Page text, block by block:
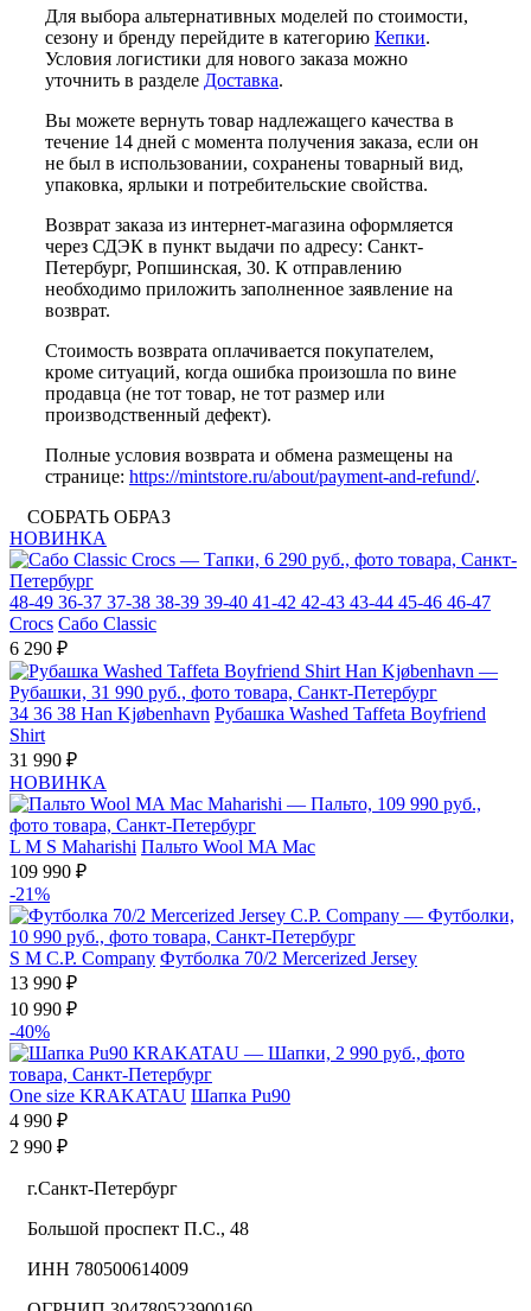
Для выбора альтернативных моделей по стоимости,
сезону и бренду перейдите в категорию Кепки.
Условия логистики для нового заказа можно
уточнить в разделе Доставка.
Вы можете вернуть товар надлежащего качества в
течение 14 дней с момента получения заказа, если он
не был в использовании, сохранены товарный вид,
упаковка, ярлыки и потребительские свойства.
Возврат заказа из интернет-магазина оформляется
через СДЭК в пункт выдачи по адресу: Санкт-
Петербург, Ропшинская, 30. К отправлению
необходимо приложить заполненное заявление на
возврат.
Стоимость возврата оплачивается покупателем,
кроме ситуаций, когда ошибка произошла по вине
продавца (не тот товар, не тот размер или
производственный дефект).
Полные условия возврата и обмена размещены на
странице: https://mintstore.ru/about/payment-and-refund/.
СОБРАТЬ ОБРАЗ
НОВИНКА
48-49 36-37 37-38 38-39 39-40 41-42 42-43 43-44 45-46 46-47
Crocs Сабо Classic
6 290 ₽
34 36 38 Han Kjøbenhavn Рубашка Washed Taffeta Boyfriend
Shirt
31 990 ₽
НОВИНКА
L M S Maharishi Пальто Wool MA Mac
109 990 ₽
-21%
S M C.P. Company Футболка 70/2 Mercerized Jersey
13 990 ₽
10 990 ₽
-40%
One size KRAKATAU Шапка Pu90
4 990 ₽
2 990 ₽
г.Санкт-Петербург
Большой проспект П.С., 48
ИНН 780500614009